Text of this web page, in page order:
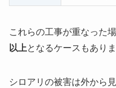
これらの工事が重なった
以上 となるケースもありま
シロアリの被害は外から